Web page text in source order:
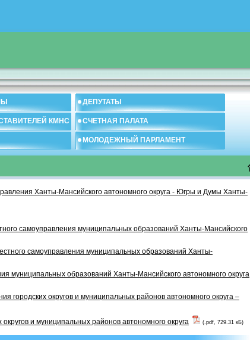
ДЕПУТАТЫ
КМНС СЧЕТНАЯ ПАЛАТА
МОЛОДЕЖНЫЙ ПАРЛАМЕНТ
Ханты-Мансийского автономного округа - Югры и Думы Ханты-
самоуправления муниципальных образований Ханты-Мансийского
самоуправления муниципальных образований Ханты-
муниципальных образований Ханты-Мансийского автономного округа
городских округов и муниципальных районов автономного округа –
и муниципальных районов автономного округа
(.pdf, 729.31 кБ)